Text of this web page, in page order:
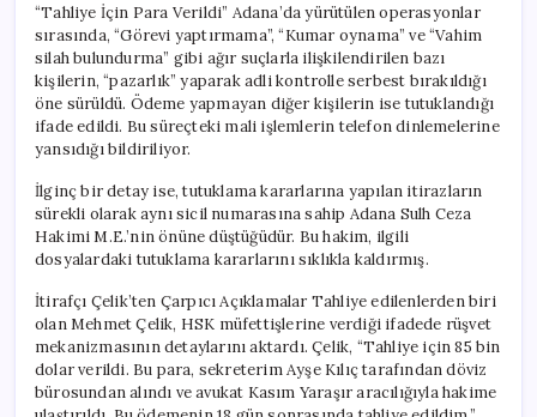
“Tahliye İçin Para Verildi” Adana’da yürütülen operasyonlar
sırasında, “Görevi yaptırmama”, “Kumar oynama” ve “Vahim
silah bulundurma” gibi ağır suçlarla ilişkilendirilen bazı
kişilerin, “pazarlık” yaparak adli kontrolle serbest bırakıldığı
öne sürüldü. Ödeme yapmayan diğer kişilerin ise tutuklandığı
ifade edildi. Bu süreçteki mali işlemlerin telefon dinlemelerine
yansıdığı bildiriliyor.
İlginç bir detay ise, tutuklama kararlarına yapılan itirazların
sürekli olarak aynı sicil numarasına sahip Adana Sulh Ceza
Hakimi M.E.’nin önüne düştüğüdür. Bu hakim, ilgili
dosyalardaki tutuklama kararlarını sıklıkla kaldırmış.
İtirafçı Çelik’ten Çarpıcı Açıklamalar Tahliye edilenlerden biri
olan Mehmet Çelik, HSK müfettişlerine verdiği ifadede rüşvet
mekanizmasının detaylarını aktardı. Çelik, “Tahliye için 85 bin
dolar verildi. Bu para, sekreterim Ayşe Kılıç tarafından döviz
bürosundan alındı ve avukat Kasım Yaraşır aracılığıyla hakime